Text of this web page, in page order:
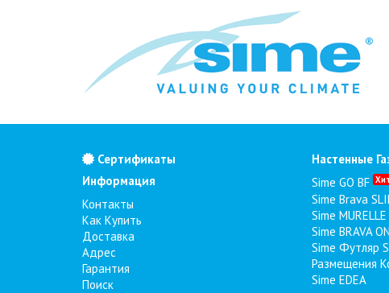
Сертификаты
Информация
Контакты
Как Купить
Доставка
Адрес
Гарантия
Поиск
Настенные
Sime GO BF Хит
Sime Brava
Sime
Sime BRAVA
Sime Футляр
Размещения
Sime EDEA